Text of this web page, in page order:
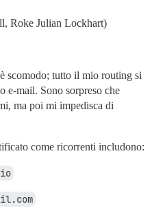
Roke Julian Lockhart)
scomodo; tutto il mio routing si
e-mail. Sono sorpreso che
ma poi mi impedisca di
come ricorrenti includono: